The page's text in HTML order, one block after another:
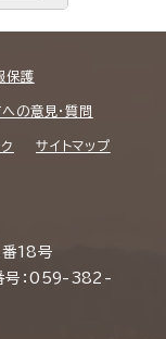
保護
の意見・質問
サイトマップ
18号
号：059-382-